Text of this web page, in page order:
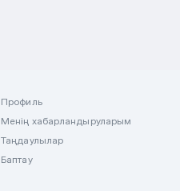
Профиль
Менің хабарландыруларым
Таңдаулылар
Баптау